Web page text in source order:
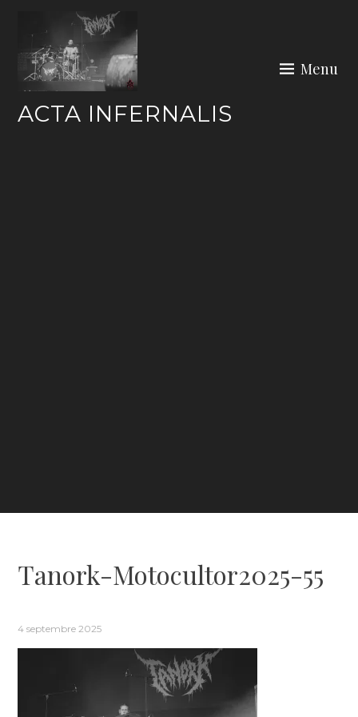
content
ACTA INFERNALIS
Menu
Tanork-Motocultor2025-55
4 septembre 2025